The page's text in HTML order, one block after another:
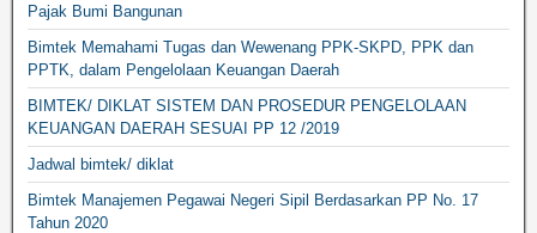
Pajak Bumi Bangunan
Bimtek Memahami Tugas dan Wewenang PPK-SKPD, PPK dan
PPTK, dalam Pengelolaan Keuangan Daerah
BIMTEK/ DIKLAT SISTEM DAN PROSEDUR PENGELOLAAN
KEUANGAN DAERAH SESUAI PP 12 /2019
Jadwal bimtek/ diklat
Bimtek Manajemen Pegawai Negeri Sipil Berdasarkan PP No. 17
Tahun 2020